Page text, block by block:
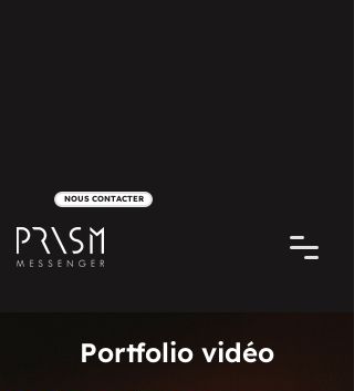
NOUS CONTACTER
Portfolio vidéo